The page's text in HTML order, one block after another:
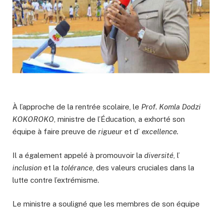
À l’approche de la rentrée scolaire, le Prof. Komla Dodzi
KOKOROKO , ministre de l’Éducation, a exhorté son
équipe à faire preuve de rigueur et d’ excellence.
Il a également appelé à promouvoir la diversité , l’
inclusion et la tolérance , des valeurs cruciales dans la
lutte contre l’extrémisme.
Le ministre a souligné que les membres de son équipe